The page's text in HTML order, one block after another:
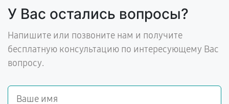
У Вас остались вопросы?
Напишите или позвоните нам и получите
бесплатную консультацию по интересующему Вас
вопросу.